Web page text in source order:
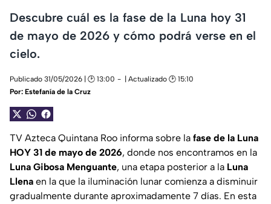
Descubre cuál es la fase de la Luna hoy 31
de mayo de 2026 y cómo podrá verse en el
cielo.
Publicado 31/05/2026 | 🕑 13:00
| Actualizado 🕑 15:10
Por: Estefanía de la Cruz
TV Azteca Quintana Roo informa sobre la fase de la Luna
HOY 31 de mayo de 2026, donde nos encontramos en la
Luna Gibosa Menguante, una etapa posterior a la Luna
Llena en la que la iluminación lunar comienza a disminuir
gradualmente durante aproximadamente 7 días. En esta